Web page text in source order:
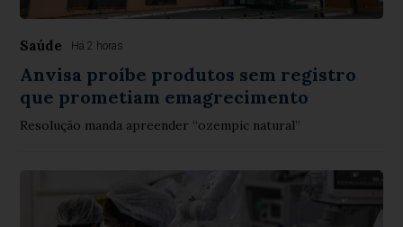
Saúde Há 2 horas
Anvisa proíbe produtos sem registro
que prometiam emagrecimento
Resolução manda apreender “ozempic natural”